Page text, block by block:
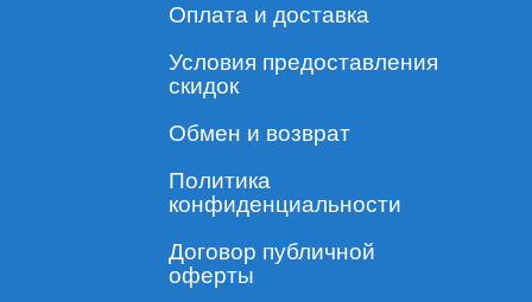
Оплата и доставка
Условия предоставления
скидок
Обмен и возврат
Политика
конфиденциальности
Договор публичной
оферты